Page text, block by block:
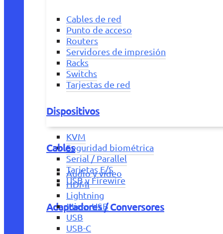
Cables de red
Punto de acceso
Routers
Servidores de impresión
Racks
Switchs
Tarjestas de red
Dispositivos
KVM
Seguridad biométrica
Serial / Parallel
Tarjetas E/S
USB y Firewire
Adaptadores / Conversores
Cables
Audio y vídeo
HDMI
Lightning
Micro USB
USB
USB-C